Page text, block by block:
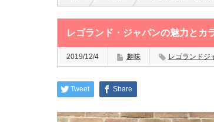
レゴランド・ジャパンの魅力とカ
2019/12/4 趣味 レゴランドジ
Tweet Share